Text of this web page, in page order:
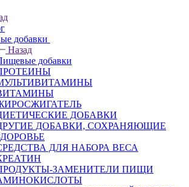
добавки
Назад
добавки
ДОБАВКИ
ДОБАВКИ, СОХРАНЯЮЩИЕ
ДЛЯ НАБОРА ВЕСА
ЗАМЕНИТЕЛИ ПИЩИ